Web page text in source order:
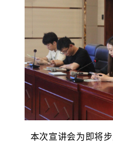
本次宣讲会为即将